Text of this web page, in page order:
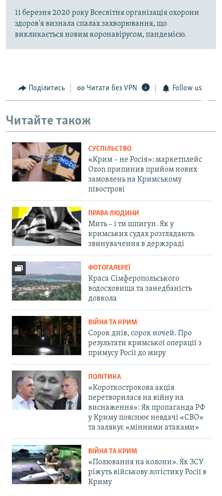
11 березня 2020 року Всесвітня організація охорони
здоров'я визнала спалах захворювання, що
викликається новим коронавірусом, пандемією.
Поділитись Читати без VPN Follow us
Читайте також
СУСПІЛЬСТВО
«Крим – не Росія»: маркетплейс
Ozon припинив прийом нових
замовлень на Кримському
півострові
ПРАВА ЛЮДИНИ
Мить – і ти шпигун. Як у
кримських судах розглядають
звинувачення в держзраді
ФОТОГАЛЕРЕЇ
Краса Сімферопольського
водосховища та занедбаність
довкола
ВІЙНА ТА КРИМ
Сорок днів, сорок ночей. Про
результати кримської операції з
примусу Росії до миру
ПОЛІТИКА
«Короткострокова акція
перетворилася на війну на
виснаження»: Як пропаганда РФ
у Криму пояснює невдачі «СВО»
та залякує «мінними атаками»
ВІЙНА ТА КРИМ
«Полювання на колони». Як ЗСУ
ріжуть військову логістику Росії в
Криму